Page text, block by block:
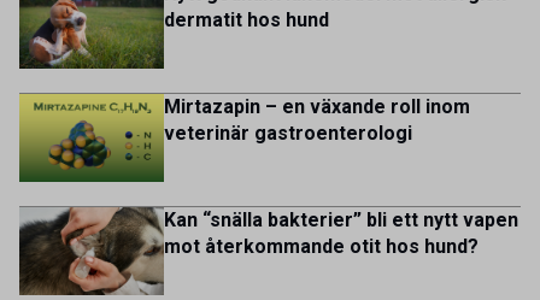
dermatit hos hund
Mirtazapin – en växande roll inom
veterinär gastroenterologi
Kan “snälla bakterier” bli ett nytt vapen
mot återkommande otit hos hund?